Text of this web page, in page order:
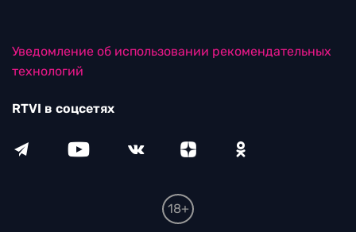
Уведомление об использовании рекомендательных
технологий
RTVI в соцсетях
18+